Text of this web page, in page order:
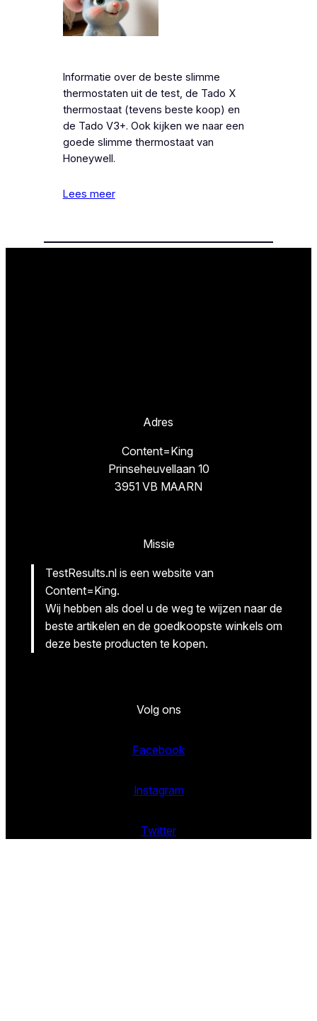
Informatie over de beste slimme
thermostaten uit de test, de Tado X
thermostaat (tevens beste koop) en
de Tado V3+. Ook kijken we naar een
goede slimme thermostaat van
Honeywell.
Lees meer
Adres
Content=King
Prinseheuvellaan 10
3951 VB MAARN
Missie
TestResults.nl is een website van
Content=King.
Wij hebben als doel u de weg te wijzen naar de
beste artikelen en de goedkoopste winkels om
deze beste producten te kopen.
Volg ons
Facebook
Instagram
Twitter